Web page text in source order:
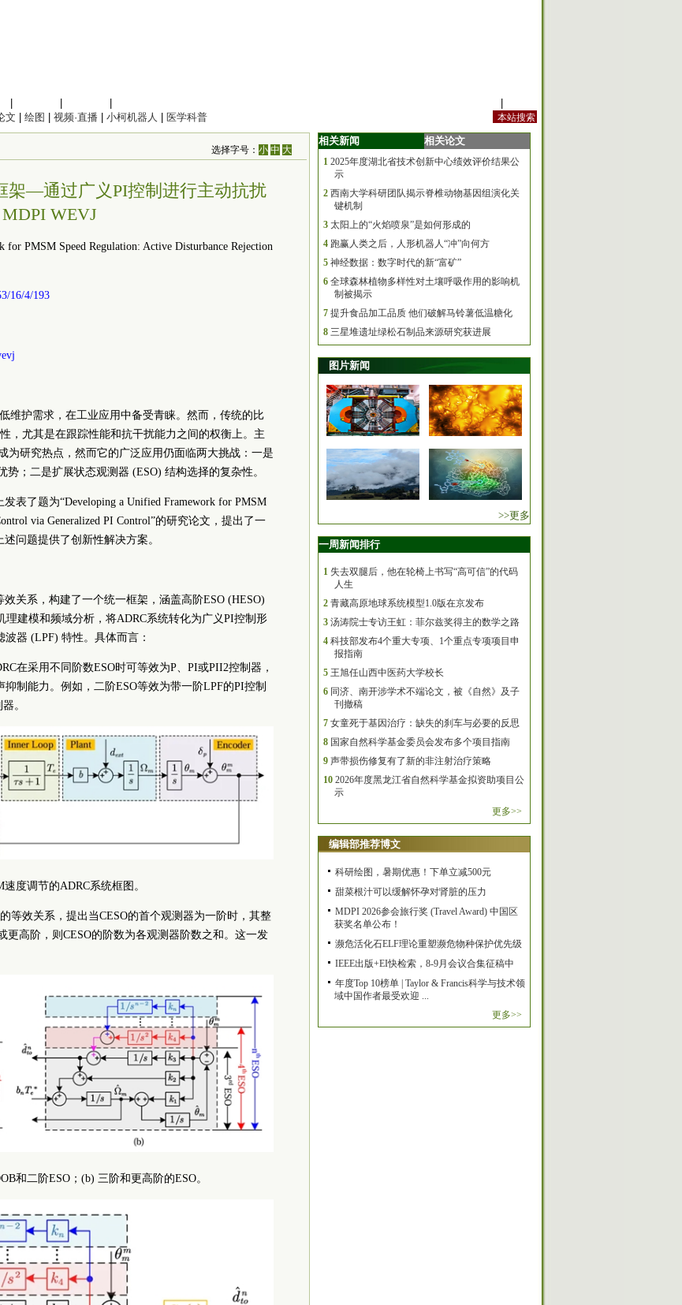
文 绘图 视频·直播 小柯机器人 医学科普
选择字号：小 中 大
架—通过广义PI控制进行主动抗扰
WEVJ
PMSM Speed Regulation: Active Disturbance Rejection
16/4/193
维护需求，在工业应用中备受青睐。然而，传统的比
，尤其是在跟踪性能和抗干扰能力之间的权衡上。主
为研究热点，然而它的广泛应用仍面临两大挑战：一是
；二是扩展状态观测器 (ESO) 结构选择的复杂性。
发表了题为“Developing a Unified Framework for PMSM
via Generalized PI Control”的研究论文，提出了一
问题提供了创新性解决方案。
关系，构建了一个统一框架，涵盖高阶ESO (HESO)
理建模和频域分析，将ADRC系统转化为广义PI控制形
器 (LPF) 特性。具体而言：
在采用不同阶数ESO时可等效为P、PI或PII2控制器，
制能力。例如，二阶ESO等效为带一阶LPF的PI控制
。
速度调节的ADRC系统框图。
等效关系，提出当CESO的首个观测器为一阶时，其整
更高阶，则CESO的阶数为各观测器阶数之和。这一发
和二阶ESO；(b) 三阶和更高阶的ESO。
相关新闻 相关论文
1 2025年度湖北省技术创新中心绩效评价结果公
示
2 西南大学科研团队揭示脊椎动物基因组演化关
键机制
3 太阳上的“火焰喷泉”是如何形成的
4 跑赢人类之后，人形机器人“冲”向何方
5 神经数据：数字时代的新“富矿”
6 全球森林植物多样性对土壤呼吸作用的影响机
制被揭示
7 提升食品加工品质 他们破解马铃薯低温糖化
8 三星堆遗址绿松石制品来源研究获进展
图片新闻
>>更多
一周新闻排行
1 失去双腿后，他在轮椅上书写“高可信”的代码
人生
2 青藏高原地球系统模型1.0版在京发布
3 汤涛院士专访王虹：菲尔兹奖得主的数学之路
4 科技部发布4个重大专项、1个重点专项项目申
报指南
5 王旭任山西中医药大学校长
6 同济、南开涉学术不端论文，被《自然》及子
刊撤稿
7 女童死于基因治疗：缺失的刹车与必要的反思
8 国家自然科学基金委员会发布多个项目指南
9 声带损伤修复有了新的非注射治疗策略
10 2026年度黑龙江省自然科学基金拟资助项目公
示
更多>>
编辑部推荐博文
科研绘图，暑期优惠！下单立减500元
甜菜根汁可以缓解怀孕对肾脏的压力
MDPI 2026参会旅行奖 (Travel Award) 中国区
获奖名单公布！
濒危活化石ELF理论重塑濒危物种保护优先级
IEEE出版+EI快检索，8-9月会议合集征稿中
年度Top 10榜单 | Taylor & Francis科学与技术领
域中国作者最受欢迎 ...
更多>>